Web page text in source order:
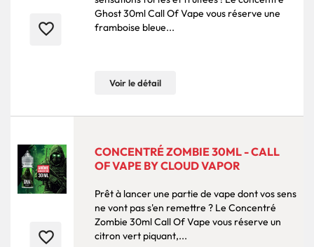
favorite_border
Ghost 30ml Call Of Vape vous réserve une
framboise bleue...
Voir le détail
favorite_border
CONCENTRÉ ZOMBIE 30ML - CALL
OF VAPE BY CLOUD VAPOR
Prêt à lancer une partie de vape dont vos sens
ne vont pas s'en remettre ? Le Concentré
Zombie 30ml Call Of Vape vous réserve un
citron vert piquant,...